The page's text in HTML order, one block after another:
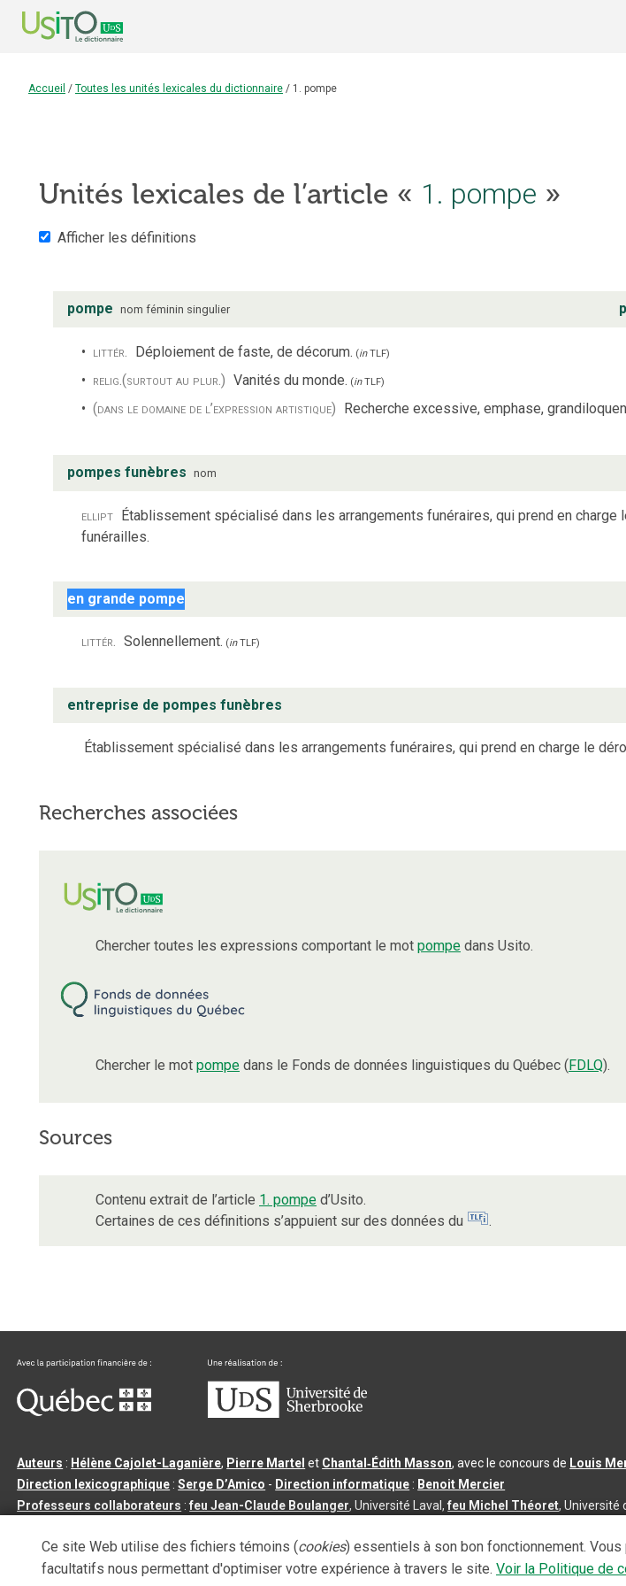
Accueil / Toutes les unités lexicales du dictionnaire / 1. pompe
Unités lexicales de l’article « 1. pompe »
Afficher les définitions
pompe nom féminin singulier
littér. Déploiement de faste, de décorum. (inTLF)
relig.(surtout au plur.) Vanités du monde. (inTLF)
(dans le domaine de l’expression artistique) Recherche excessive, emphase,
pompes funèbres nom
ellipt Établissement spécialisé dans les arrangements funéraires, qui prend en charge
funérailles.
en grande pompe
littér. Solennellement. (inTLF)
entreprise de pompes funèbres
Établissement spécialisé dans les arrangements funéraires, qui prend en charge le
Recherches associées
Chercher toutes les expressions comportant le mot pompe dans Usito.
Chercher le mot pompe dans le Fonds de données linguistiques du Québec (FDLQ).
Sources
Contenu extrait de l’article 1. pompe d’Usito.
Certaines de ces définitions s’appuient sur des données du
.
Auteurs : Hélène Cajolet-Laganière, Pierre Martel et Chantal‑Édith Masson, avec le concours de Louis
Direction lexicographique :Serge D’Amico - Direction informatique : Benoit Mercier
Professeurs collaborateurs :feu Jean-Claude Boulanger, Université Laval,feu Michel Théoret, Université
Tous droits réservés©Université de Sherbrooke |3.2.2- Dernière mise à jour du contenu :2026-08-03
Ce site Web utilise des fichiers témoins (cookies) essentiels à son bon fonctionnement.
facultatifs nous permettant d'optimiser votre expérience à travers le site. Voir la Politique de